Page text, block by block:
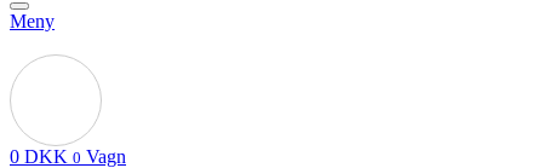
Meny
0 DKK 0 Vagn